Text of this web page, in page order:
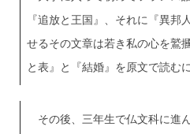
『追放と王国』、それに『異
せるその文章は若き私の心を鷲
と表』と『結婚』を原文で読む
その後、三年生で仏文科に進